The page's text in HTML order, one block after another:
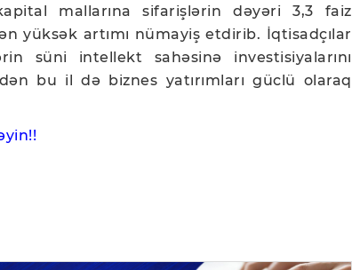
mallarına sifarişlərin dəyəri 3,3 faiz
yüksək artımı nümayiş etdirib. İqtisadçılar
süni intellekt sahəsinə investisiyalarını
bu il də biznes yatırımları güclü olaraq